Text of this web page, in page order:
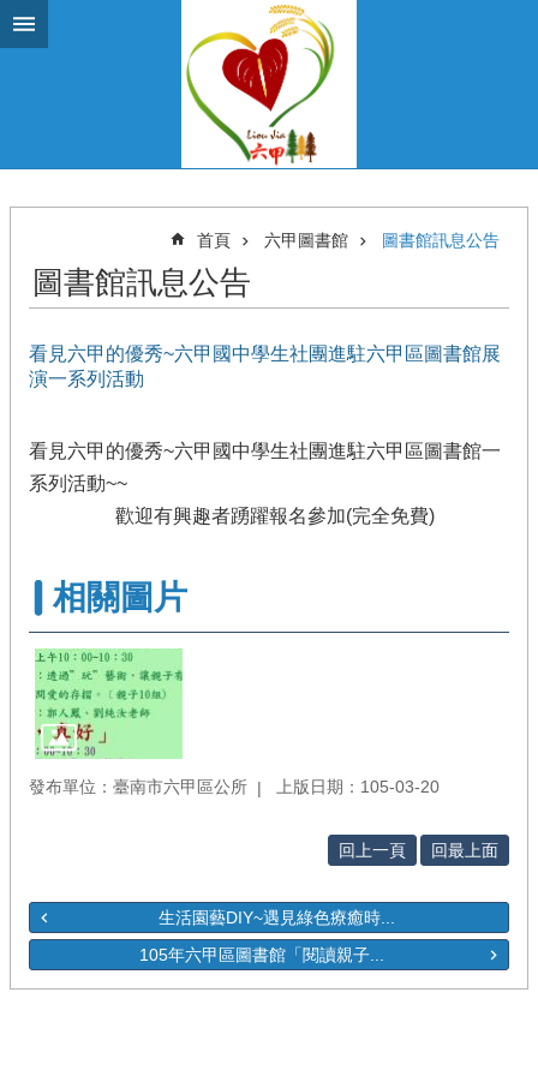
跳到主要內容區塊
首頁 六甲圖書館 圖書館訊息公告
圖書館訊息公告
看見六甲的優秀~六甲國中學生社團進駐六甲區圖書館展
演一系列活動
看見六甲的優秀~六甲國中學生社團進駐六甲區圖書館一
系列活動~~
歡迎有興趣者踴躍報名參加(完全免費)
相關圖片
發布單位：臺南市六甲區公所 上版日期：105-03-20
回上一頁 回最上面
生活園藝DIY~遇見綠色療癒時...
105年六甲區圖書館「閱讀親子...